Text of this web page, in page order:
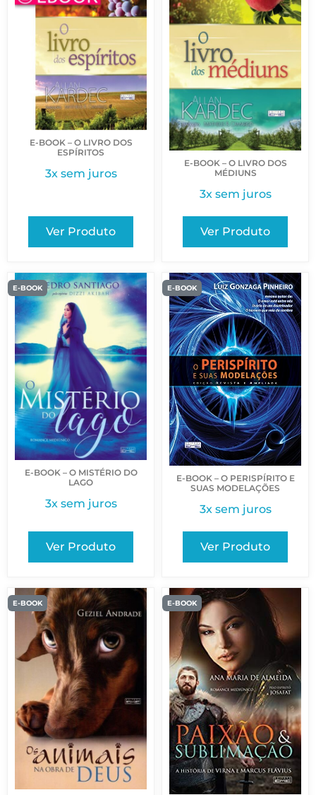
E-BOOK – O LIVRO DOS
ESPÍRITOS
3x sem juros
Ver Produto
E-BOOK – O LIVRO DOS
MÉDIUNS
3x sem juros
Ver Produto
E-BOOK
E-BOOK – O MISTÉRIO DO
LAGO
3x sem juros
Ver Produto
E-BOOK
E-BOOK – O PERISPÍRITO E
SUAS MODELAÇÕES
3x sem juros
Ver Produto
E-BOOK E-BOOK